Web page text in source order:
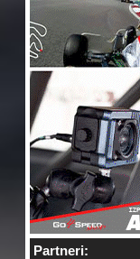
Partneri: